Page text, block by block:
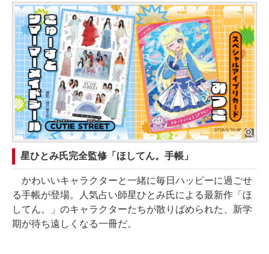
星ひとみ氏完全監修「ほしてん。手帳」
かわいいキャラクターと一緒に毎日ハッピーに過ごせ
る手帳が登場。人気占い師星ひとみ氏による最新作「ほ
してん。」のキャラクターたちが散りばめられた、新学
期が待ち遠しくなる一冊だ。